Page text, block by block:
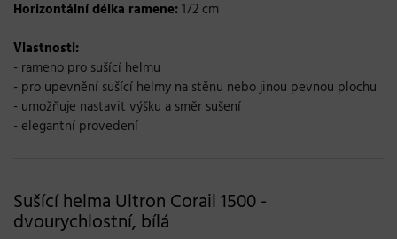
Horizontální délka ramene:172 cm
Vlastnosti:
- rameno pro sušící helmu
- pro upevnění sušící helmy na stěnu nebo jinou pevnou plochu
- umožňuje nastavit výšku a směr sušení
- elegantní provedení
Sušící helma Ultron Corail 1500 -
dvourychlostní, bílá